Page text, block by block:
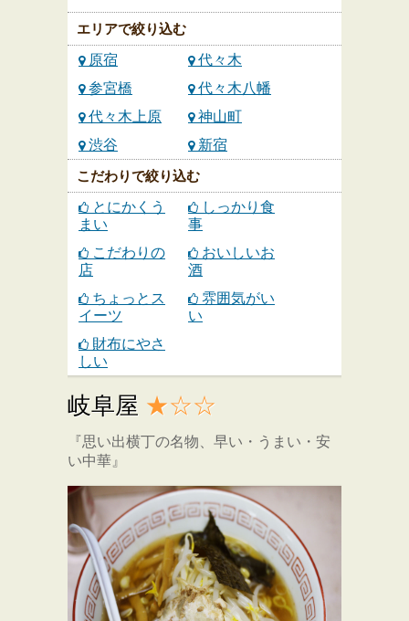
エリアで絞り込む
原宿
代々木
参宮橋
代々木八幡
代々木上原
神山町
渋谷
新宿
こだわりで絞り込む
とにかくう
まい
しっかり食
事
こだわりの
店
おいしいお
酒
ちょっとス
イーツ
雰囲気がい
い
財布にやさ
しい
岐阜屋 ★☆☆
『思い出横丁の名物、早い・うまい・安
い中華』